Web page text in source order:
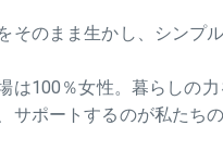
のまま生かし、シンプ
100％女性。暮らしの
ポートするのが私たちの